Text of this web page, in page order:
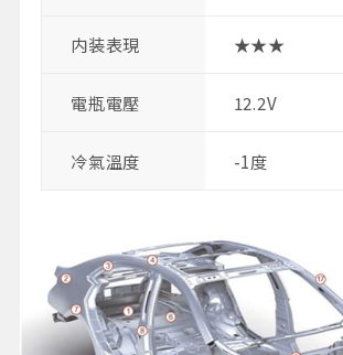
内装表現 ★★★
電瓶電壓 12.2V
冷氣溫度 -1度